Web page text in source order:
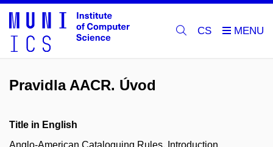
CS
Pravidla AACR. Úvod
Title in English
Anglo-American Cataloguing Rules. Introduction